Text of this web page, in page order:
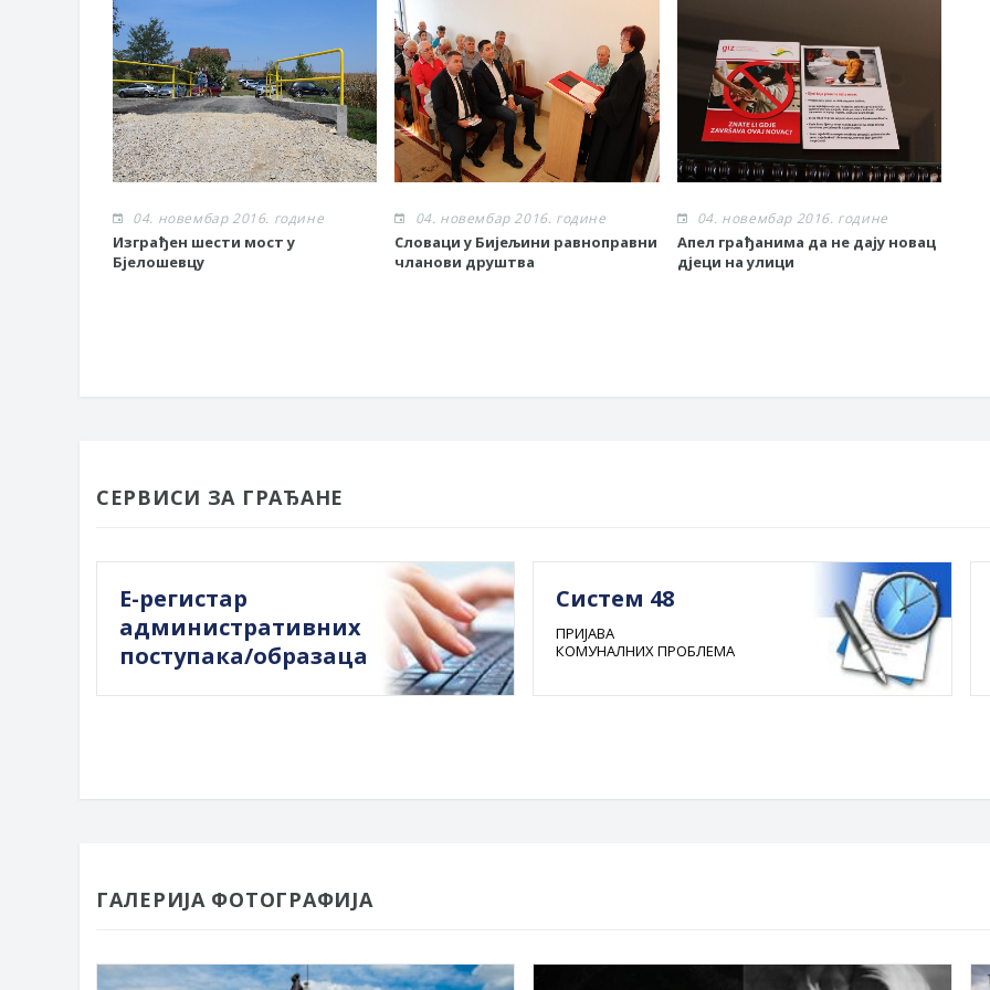
04. новембар 2016. године
Изграђен шести мост у
Бјелошевцу
04. новембар 2016. године
Словаци у Бијељини равноправни
чланови друштва
04. новембар 2016. године
Апел грађанима да не дају новац
дјеци на улици
СЕРВИСИ ЗА ГРАЂАНЕ
Е-регистар
административних
поступака/образаца
Систем 48
ПРИЈАВА
КОМУНАЛНИХ ПРОБЛЕМА
ГАЛЕРИЈА ФОТОГРАФИЈА